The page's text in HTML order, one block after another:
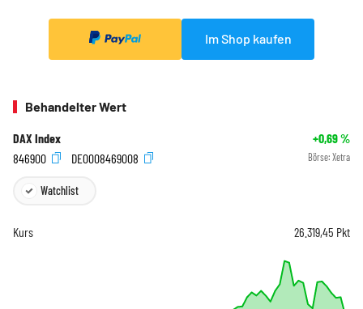
Im Shop kaufen
Behandelter Wert
DAX Index +0,69%
846900
DE0008469008 Börse: Xetra
Watchlist
Kurs 26.319,45 Pkt